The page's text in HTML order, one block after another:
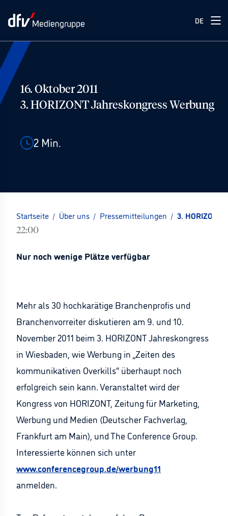
DE
16. Oktober 2011
3. HORIZONT Jahreskongress Werbung
2 Min.
Startseite / Über uns / Pressemitteilungen / 3.
22:00
Nur noch wenige Plätze verfügbar
Mehr als 30 hochkarätige Branchenprofis und
Branchenvorreiter diskutieren am 9. und 10.
November 2011 beim 3. HORIZONT Jahreskongress
in Wiesbaden, wie Werbung in „Zeiten des
kommunikativen Overkills“ überhaupt noch
erfolgreich sein kann. Veranstaltet wird der
Kongress von HORIZONT, Zeitung für Marketing,
Werbung und Medien (Deutscher Fachverlag,
Frankfurt am Main), und The Conference Group.
Interessierte können sich unter
www.conferencegroup.de/werbung11
anmelden.